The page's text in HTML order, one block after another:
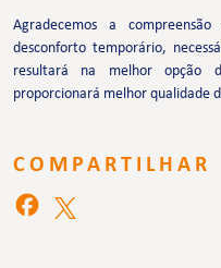
Agradecemos a
desconforto temporário,
resultará na melhor opção
proporcionará melhor qualidade
COMPARTILHAR